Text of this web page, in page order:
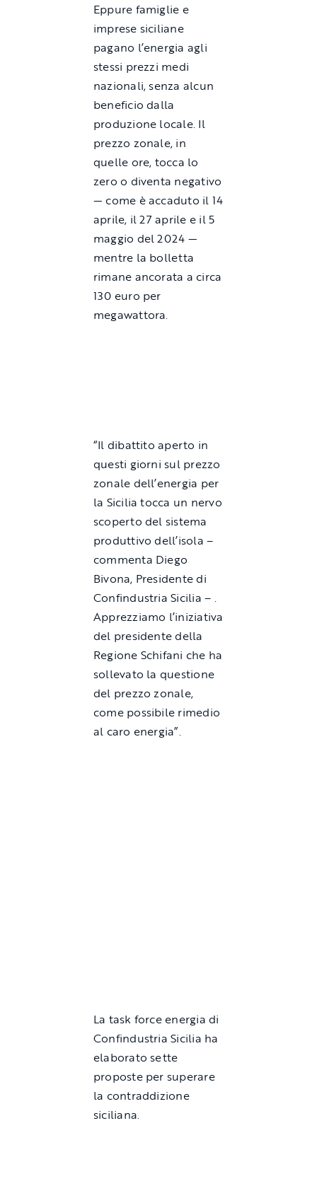
Eppure famiglie e
imprese siciliane
pagano l’energia agli
stessi prezzi medi
nazionali, senza alcun
beneficio dalla
produzione locale. Il
prezzo zonale, in
quelle ore, tocca lo
zero o diventa negativo
— come è accaduto il 14
aprile, il 27 aprile e il 5
maggio del 2024 —
mentre la bolletta
rimane ancorata a circa
130 euro per
megawattora.
“Il dibattito aperto in
questi giorni sul prezzo
zonale dell’energia per
la Sicilia tocca un nervo
scoperto del sistema
produttivo dell’isola –
commenta Diego
Bivona, Presidente di
Confindustria Sicilia – .
Apprezziamo l’iniziativa
del presidente della
Regione Schifani che ha
sollevato la questione
del prezzo zonale,
come possibile rimedio
al caro energia”.
La task force energia di
Confindustria Sicilia ha
elaborato sette
proposte per superare
la contraddizione
siciliana.